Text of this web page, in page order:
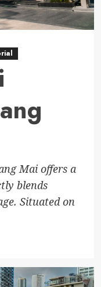
Mai offers a
blends
Situated on